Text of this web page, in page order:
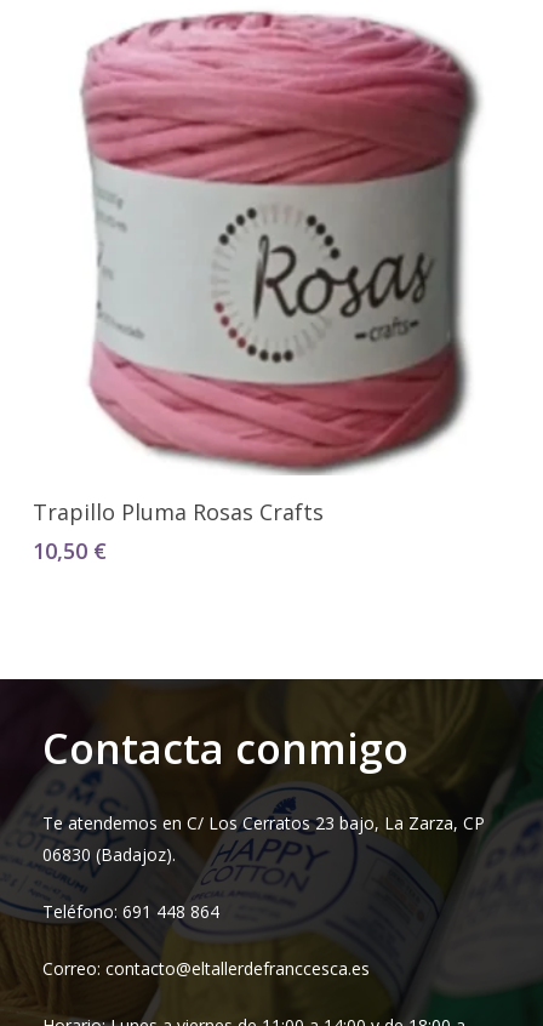
Seleccionar Opciones
Trapillo Pluma Rosas Crafts
10,50 €
Contacta conmigo
Te atendemos en C/ Los Cerratos 23 bajo, La Zarza, CP
06830 (Badajoz).
Teléfono: 691 448 864
Correo: contacto@eltallerdefranccesca.es